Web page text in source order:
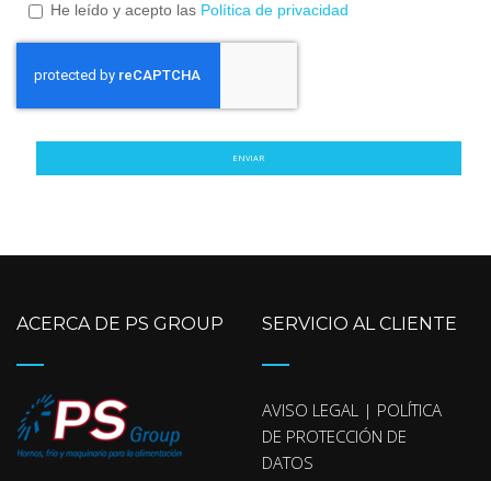
He leído y acepto las Política de privacidad
ENVIAR
ACERCA DE PS GROUP SERVICIO AL CLIENTE
AVISO LEGAL | POLÍTICA
DE PROTECCIÓN DE
DATOS